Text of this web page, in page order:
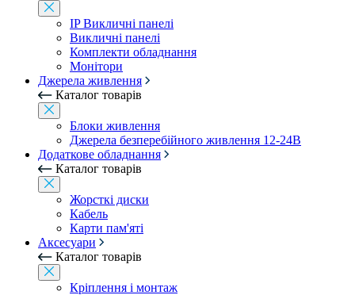
IP Викличні панелі
Викличні панелі
Комплекти обладнання
Монітори
Джерела живлення
Каталог товарів
Блоки живлення
Джерела безперебійного живлення 12-24В
Додаткове обладнання
Каталог товарів
Жорсткі диски
Кабель
Карти пам'яті
Аксесуари
Каталог товарів
Кріплення і монтаж